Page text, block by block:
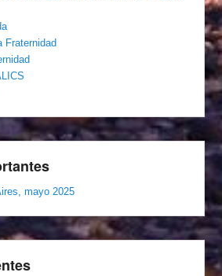
Fraternidad
mayo 2025